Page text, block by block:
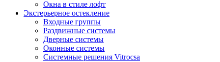
Окна в стиле лофт
Экстерьерное остекление
Входные группы
Раздвижные системы
Дверные системы
Оконные системы
Системные решения Vitrocsa